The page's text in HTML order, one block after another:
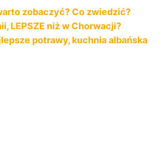
zobaczyć? Co zwiedzić?
LEPSZE niż w Chorwacji?
potrawy, kuchnia albańska